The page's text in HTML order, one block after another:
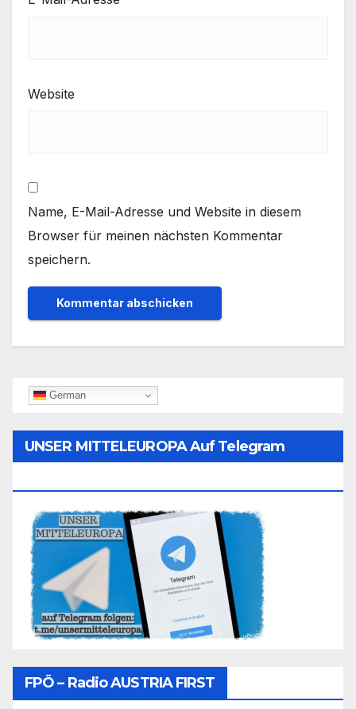
Website
Name, E-Mail-Adresse und Website in diesem
Browser für meinen nächsten Kommentar
speichern.
German
UNSER MITTELEUROPA Auf Telegram
FPÖ – Radio AUSTRIA FIRST